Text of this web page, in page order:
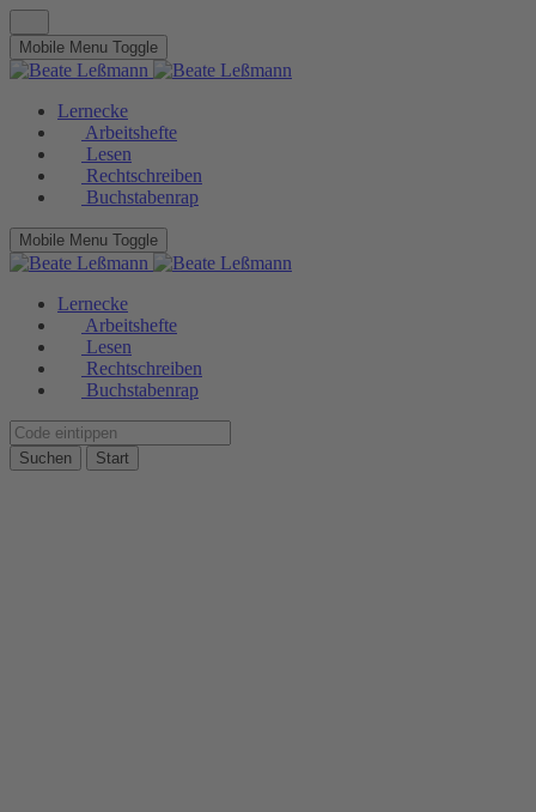
Mobile Menu Toggle
Lernecke
Arbeitshefte
Lesen
Rechtschreiben
Buchstabenrap
Mobile Menu Toggle
Lernecke
Arbeitshefte
Lesen
Rechtschreiben
Buchstabenrap
Suchen Start